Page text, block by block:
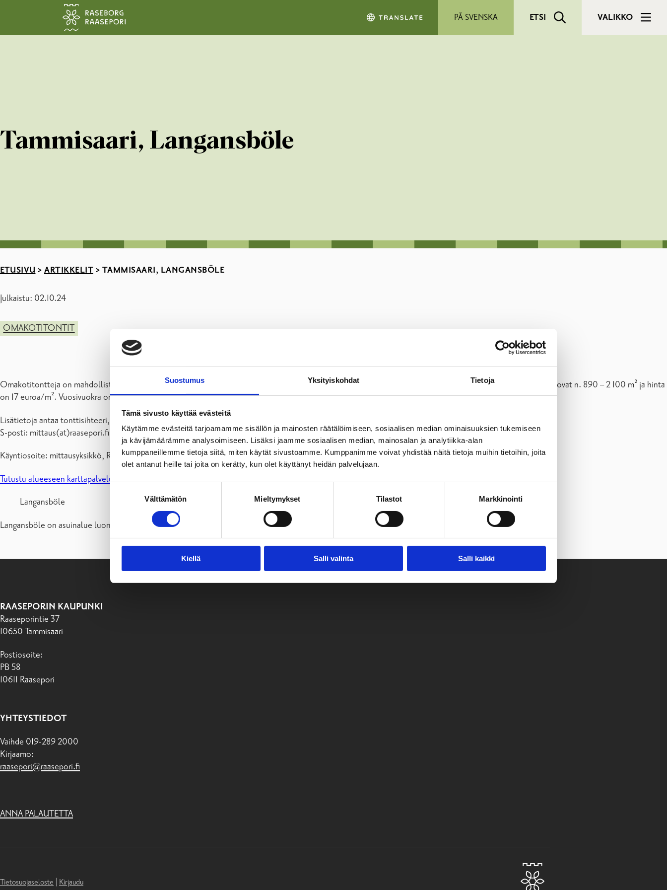
Suostumus Yksityiskohdat Tietoja
Tämä sivusto käyttää evästeitä
Käytämme evästeitä tarjoamamme sisällön ja mainosten räätälöimiseen, sosiaalisen median ominaisuuksien tukemiseen
ja kävijämäärämme analysoimiseen. Lisäksi jaamme sosiaalisen median, mainosalan ja analytiikka-alan
kumppaneillemme tietoja siitä, miten käytät sivustoamme. Kumppanimme voivat yhdistää näitä tietoja muihin tietoihin, joita
olet antanut heille tai joita on kerätty, kun olet käyttänyt heidän palvelujaan.
Välttämätön Mieltymykset Tilastot Markkinointi
Kiellä Salli valinta Salli kaikki
PÅ SVENSKA ETSI VALIKKO
Tammisaari, Langansböle
ETUSIVU > ARTIKKELIT > TAMMISAARI, LANGANSBÖLE
Julkaistu: 02.10.24
OMAKOTITONTIT
Omakotitontteja on mahdollista varata Laulupuun, Tilhinkujan, Satakielenkujan, Hanhikujan, Laulujoutsenenkujan ja Rastaantien varrella. Tonttien pinta-alat ovat n. 890 – 2 100 m² ja hinta
on 17 euroa/m². Vuosivuokra on 5 % kauppahinnasta ja se on sidottu elinkustannusindeksiin.
Lisätietoja antaa tonttisihteeri, puh. 019 289 2526.
S-posti: mittaus(at)raasepori.fi.
Käyntiosoite: mittausyksikkö, Raaseporintie 37, 10650 Tammisaari.
Tutustu alueeseen karttapalvelussamme.
Langansböle
Langansböle on asuinalue luonnon keskellä mutta vain 5 km Tammisaaren keskustasta. Lähistöltä 3,5 km päästä löytyy sekä päiväkoti, että ruokakauppa.
RAASEPORIN KAUPUNKI
Raaseporintie 37
10650 Tammisaari
Postiosoite:
PB 58
10611 Raasepori
YHTEYSTIEDOT
Vaihde 019-289 2000
Kirjaamo:
raasepori@raasepori.fi
ANNA PALAUTETTA
Tietosuojaseloste Kirjaudu